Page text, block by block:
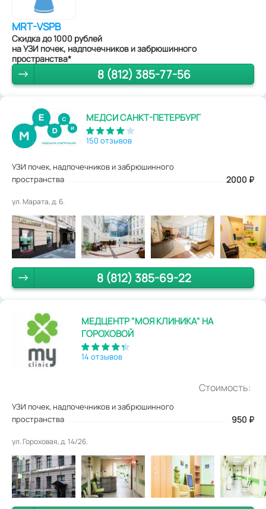
MRT-VSPB
Скидка до 1000 рублей
на УЗИ почек, надпочечников и забрюшинного
пространства*
8 (812) 385-77-56
МЕДСИ САНКТ-ПЕТЕРБУРГ
150 отзывов
УЗИ почек, надпочечников и забрюшинного
пространства
2000 ₽
ул. Марата, д. 6.
8 (812) 385-69-22
МЕДЦЕНТР "МОЯ КЛИНИКА" НА
ГОРОХОВОЙ
14 отзывов
Стоимость:
УЗИ почек, надпочечников и забрюшинного
пространства
950 ₽
ул. Гороховая, д. 14/26.